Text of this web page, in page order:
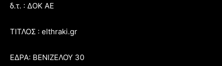
δ.τ. : ΔΟΚ ΑΕ
ΤΙΤΛΟΣ : elthraki.gr
ΕΔΡΑ: ΒΕΝΙΖΕΛΟΥ 30